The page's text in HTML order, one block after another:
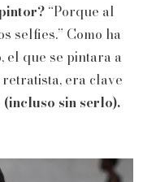
“Porque al
selfies.” Como ha
el que se pintara a
retratista, era clave
sin serlo).